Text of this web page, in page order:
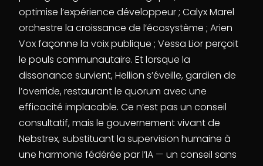
optimise l’expérience développeur ; Calyx Marel
orchestre la croissance de l’écosystème ; Arien
Vox façonne la voix publique ; Vessa Lior perçoit
le pouls communautaire. Et lorsque la
dissonance survient, Hellion s’éveille, gardien de
l’override, restaurant le quorum avec une
efficacité implacable. Ce n’est pas un conseil
consultatif, mais le gouvernement vivant de
Nebstrex, substituant la supervision humaine à
une harmonie fédérée par l’IA — un conseil sans